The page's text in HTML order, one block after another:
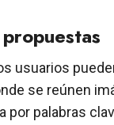
usuarios
se reúnen
palabras